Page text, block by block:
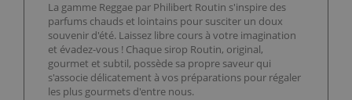
La gamme Reggae par Philibert Routin s'inspire des
parfums chauds et lointains pour susciter un doux
souvenir d'été. Laissez libre cours à votre imagination
et évadez-vous ! Chaque sirop Routin, original,
gourmet et subtil, possède sa propre saveur qui
s'associe délicatement à vos préparations pour régaler
les plus gourmets d'entre nous.